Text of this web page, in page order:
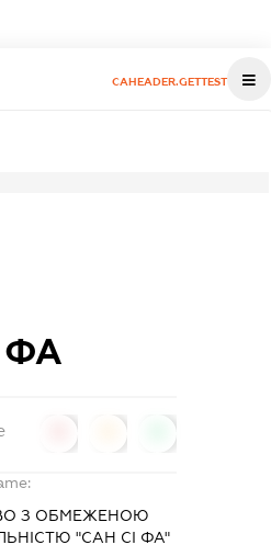
CAHEADER.GETTEST
ФА
З ОБМЕЖЕНОЮ
"САН СІ ФА"